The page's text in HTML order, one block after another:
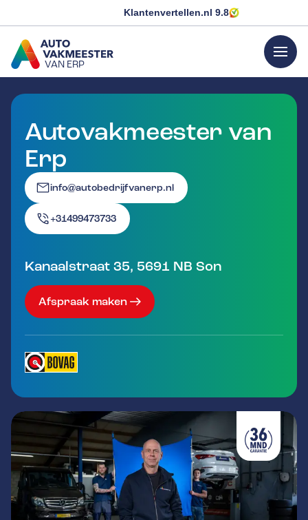
Klantenvertellen.nl 9.8
VAN ERP
GA NAAR DE HOMEPAGINA
menu
Autovakmeester van
Erp
info@autobedrijfvanerp.nl
+31499473733
Kanaalstraat 35, 5691 NB Son
Afspraak maken